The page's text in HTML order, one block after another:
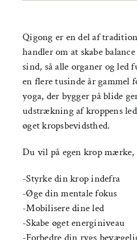
Qigong er en del af
handler om at skabe
sind, så alle organer og led
en flere tusinde år gammel
yoga, der bygger på blide
udstrækning af kroppens
øget kropsbevidsthed.
Du vil på egen krop
-Styrke din krop indefra
-Øge din mentale fokus
-Mobilisere dine led
-Skabe øget energiniveau